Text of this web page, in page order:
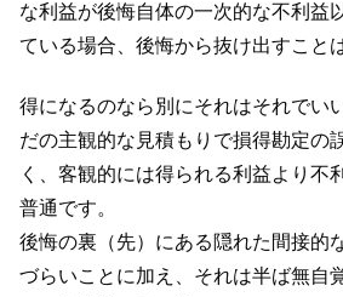
な利益が後悔自体の一次的な不利益
ている場合、後悔から抜け出すこと
得になるのなら別にそれはそれでい
だの主観的な見積もりで損得勘定の
く、客観的には得られる利益より不
普通です。
後悔の裏（先）にある隠れた間接的
づらいことに加え、それは半ば無自